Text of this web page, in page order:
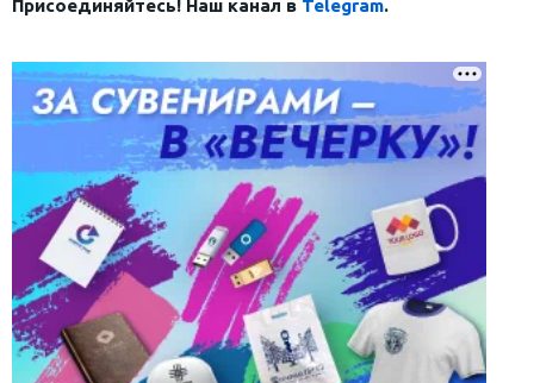
Присоединяйтесь! Наш канал в Telegram.